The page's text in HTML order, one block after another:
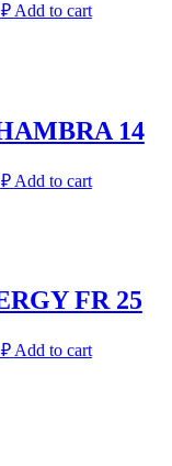
₽ Add to cart
14
₽ Add to cart
FR 25
₽ Add to cart